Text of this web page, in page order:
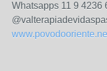
Whatsapps 11 9 4236